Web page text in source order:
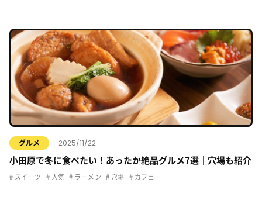
グルメ 2025/11/22
小田原で冬に食べたい！あったか絶品グルメ7選｜穴場も紹介
スイーツ 人気 ラーメン 穴場 カフェ